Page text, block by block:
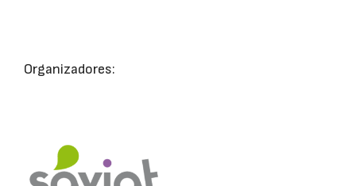
Organizadores: